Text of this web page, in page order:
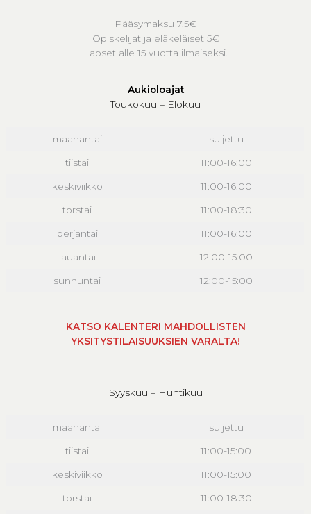
Pääsymaksu 7,5€
Opiskelijat ja eläkeläiset 5€
Lapset alle 15 vuotta ilmaiseksi.
Aukioloajat
Toukokuu – Elokuu
maanantai suljettu
tiistai 11:00-16:00
keskiviikko 11:00-16:00
torstai 11:00-18:30
perjantai 11:00-16:00
lauantai 12:00-15:00
sunnuntai 12:00-15:00
KATSO KALENTERI MAHDOLLISTEN
YKSITYSTILAISUUKSIEN VARALTA!
Syyskuu – Huhtikuu
maanantai suljettu
tiistai 11:00-15:00
keskiviikko 11:00-15:00
torstai 11:00-18:30